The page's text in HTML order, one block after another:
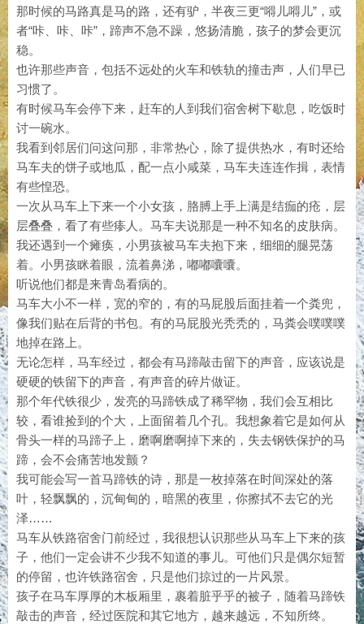
那时候的马路真是马的路，还有驴，半夜三更“嘚儿嘚儿”，或
者“咔、咔、咔”，蹄声不急不躁，悠扬清脆，孩子的梦会更沉
稳。
也许那些声音，包括不远处的火车和铁轨的撞击声，人们早已
习惯了。
有时候马车会停下来，赶车的人到我们宿舍树下歇息，吃饭时
讨一碗水。
我看到邻居们问这问那，非常热心，除了提供热水，有时还给
马车夫的饼子或地瓜，配一点小咸菜，马车夫连连作揖，表情
有些惶恐。
一次从马车上下来一个小女孩，胳膊上手上满是结痂的疮，层
层叠叠，看了有些瘆人。马车夫说那是一种不知名的皮肤病。
我还遇到一个瘫痪，小男孩被马车夫抱下来，细细的腿晃荡
着。小男孩眯着眼，流着鼻涕，嘟嘟囔囔。
听说他们都是来青岛看病的。
马车大小不一样，宽的窄的，有的马屁股后面挂着一个粪兜，
像我们贴在后背的书包。有的马屁股光秃秃的，马粪会噗噗噗
地掉在路上。
无论怎样，马车经过，都会有马蹄敲击留下的声音，应该说是
硬硬的铁留下的声音，有声音的碎片做证。
那个年代铁很少，发亮的马蹄铁成了稀罕物，我们会互相比
较，看谁捡到的个大，上面留着几个孔。我想象着它是如何从
骨头一样的马蹄子上，磨啊磨啊掉下来的，失去钢铁保护的马
蹄，会不会痛苦地发颤？
我可能会写一首马蹄铁的诗，那是一枚掉落在时间深处的落
叶，轻飘飘的，沉甸甸的，暗黑的夜里，你擦拭不去它的光
泽……
马车从铁路宿舍门前经过，我很想认识那些从马车上下来的孩
子，他们一定会讲不少我不知道的事儿。可他们只是偶尔短暂
的停留，也许铁路宿舍，只是他们掠过的一片风景。
孩子在马车厚厚的木板厢里，裹着脏乎乎的被子，随着马蹄铁
敲击的声音，经过医院和其它地方，越来越远，不知所终。